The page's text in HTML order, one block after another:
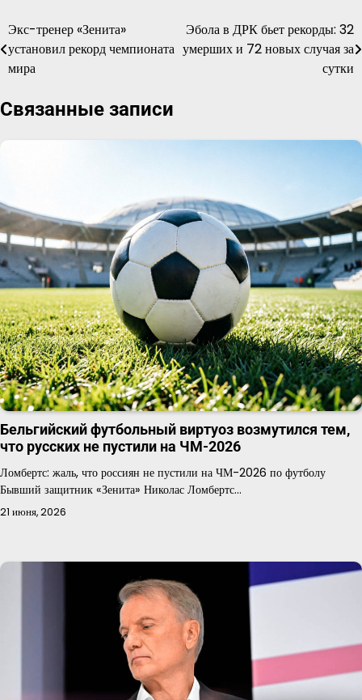
Навигация
по
Экс-тренер «Зенита»
установил рекорд чемпионата
мира
Эбола в ДРК бьет рекорды: 32
умерших и 72 новых случая за
сутки
Связанные записи
Бельгийский футбольный виртуоз возмутился тем,
что русских не пустили на ЧМ-2026
Ломбертс: жаль, что россиян не пустили на ЧМ-2026 по футболу
Бывший защитник «Зенита» Николас Ломбертс…
21 июня, 2026